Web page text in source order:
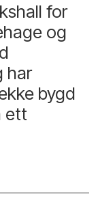
for
og
har
bygd
ett